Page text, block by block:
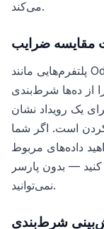
می‌کند.
مقایسه ضرایب
پلتفرم‌هایی مانند OddsPortal، Betegy یا Odds Shark —
از ده‌ها شرط‌بندی
یک رویداد نشان
است. اگر شما
داده‌های مربوط
— بدون پارسر
نمی‌توانید.
شرط‌بندی